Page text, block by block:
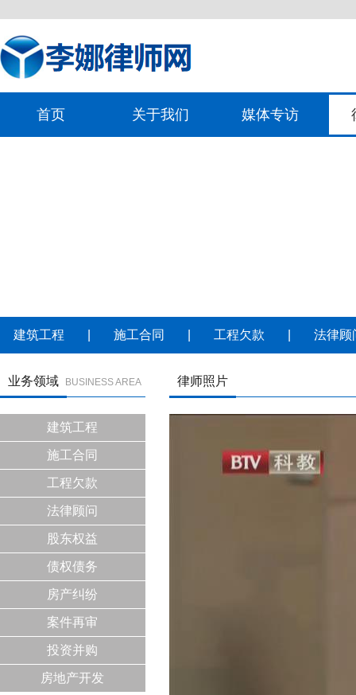
首页 关于我们 媒体专访
建筑工程 施工合同 工程欠款 法律顾
业务领域 BUSINESS AREA
建筑工程
施工合同
工程欠款
法律顾问
股东权益
债权债务
房产纠纷
案件再审
投资并购
房地产开发
律师照片